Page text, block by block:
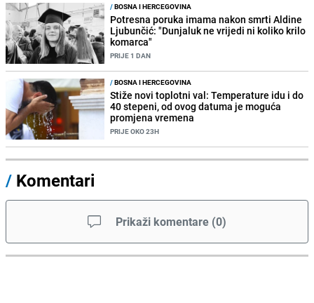
/BOSNA I HERCEGOVINA
Potresna poruka imama nakon smrti Aldine
Ljubunčić: "Dunjaluk ne vrijedi ni koliko krilo
komarca"
PRIJE 1 DAN
/BOSNA I HERCEGOVINA
Stiže novi toplotni val: Temperature idu i do
40 stepeni, od ovog datuma je moguća
promjena vremena
PRIJE OKO 23H
/ Komentari
Prikaži komentare (0)